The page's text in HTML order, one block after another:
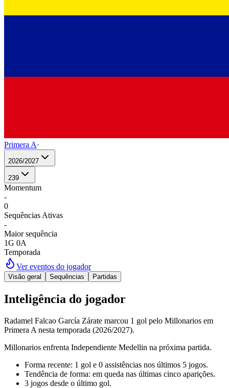
Primera A·
2026/2027
239
Momentum
-
0
Sequências Ativas
-
Maior sequência
1G 0A
Temporada
Ver eventos do jogador
Visão geral Sequências Partidas
Inteligência do jogador
Radamel Falcao García Zárate marcou 1 gol pelo Millonarios em
Primera A nesta temporada (2026/2027).
Millonarios enfrenta Independiente Medellin na próxima partida.
Forma recente: 1 gol e 0 assistências nos últimos 5 jogos.
Tendência de forma: em queda nas últimas cinco aparições.
3 jogos desde o último gol.